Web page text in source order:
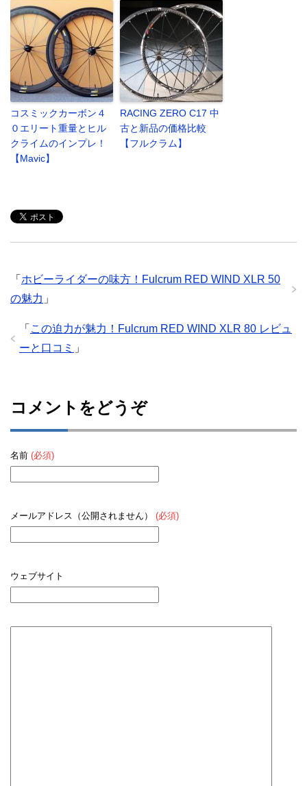
コスミックカーボン４
０エリート重量とヒル
クライムのインプレ！
【Mavic】
RACING ZERO C17 中
古と新品の価格比較
【フルクラム】
「 ホビーライダーの味方！Fulcrum RED WIND XLR 50
の魅力 」
「 この迫力が魅力！Fulcrum RED WIND XLR 80 レビュ
ーと口コミ 」
コメントをどうぞ
名前 (必須)
メールアドレス（公開されません） (必須)
ウェブサイト